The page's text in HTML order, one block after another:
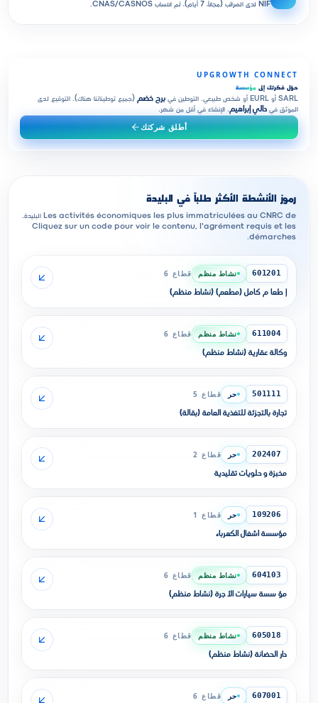
NIF لدى الضرائب (مجاناً، 7 أيام)، ثم انتساب CNAS/CASNOS.
UPGROWTH CONNECT
حوّل فكرتك إلى مؤسسة
SARL أو EURL أو شخص طبيعي. التوطين في برج خضم (جميع توطيناتنا هناك). التوقيع لدى
الموثق في دالي إبراهيم. الإنشاء في أقل من شهر.
أطلق شركتك
رموز الأنشطة الأكثر طلباً في البليدة
Les activités économiques les plus immatriculées au CNRC de البليدة.
Cliquez sur un code pour voir le contenu, l'agrément requis et les
démarches.
601201 نشاط منظم قطاع 6
إ طعا م كامل (مطعم) (نشاط منظم)
611004 نشاط منظم قطاع 6
وكالة عقارية (نشاط منظم)
501111 حر قطاع 5
تجارة بالتجزئة للتغذية العامة (بقالة)
202407 حر قطاع 2
مخبزة و حلويات تقليدية
109206 حر قطاع 1
مؤسسة أشغال الكهرباء
604103 نشاط منظم قطاع 6
مؤ سسة سيارات الأ جرة (نشاط منظم)
605018 نشاط منظم قطاع 6
دار الحضانة (نشاط منظم)
607001 حر قطاع 6